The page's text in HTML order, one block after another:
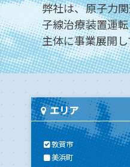
弊社は、原子力
子線治療装置運
主体に事業展開
エリア
敦賀市
美浜町